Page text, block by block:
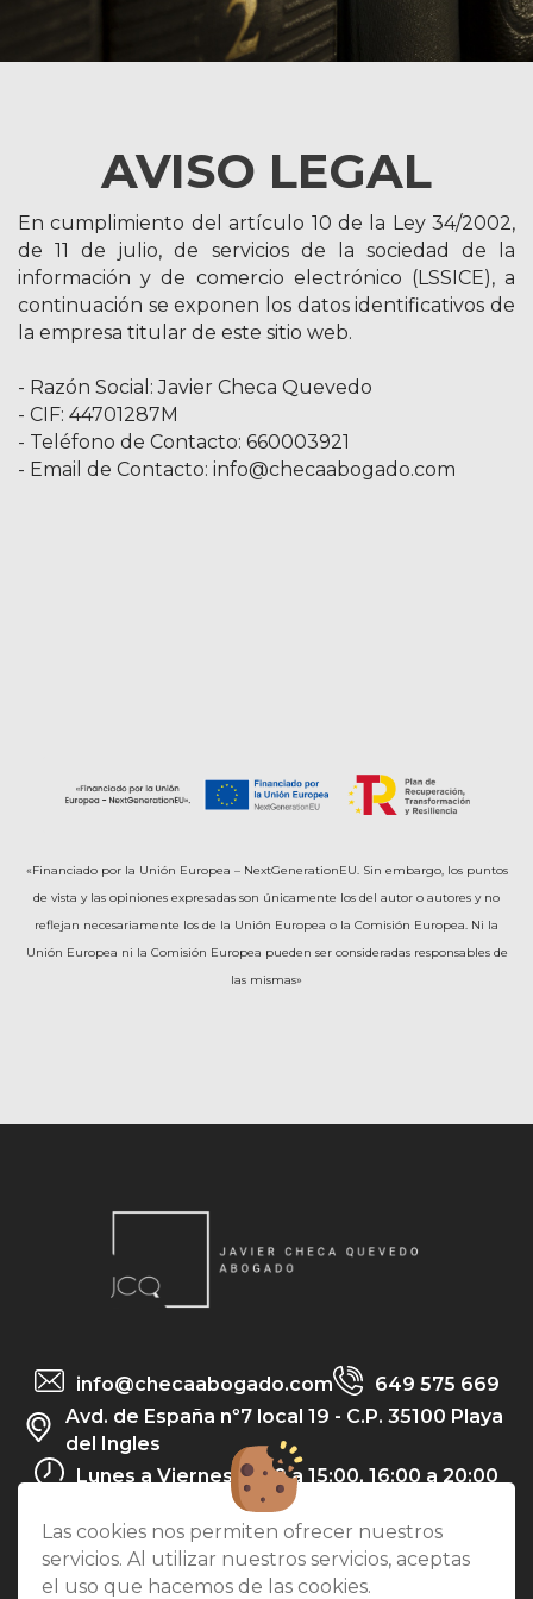
Las cookies nos permiten ofrecer nuestros
servicios. Al utilizar nuestros servicios, aceptas
el uso que hacemos de las cookies.
AVISO LEGAL
En cumplimiento del artículo 10 de la Ley 34/2002,
de 11 de julio, de servicios de la sociedad de la
información y de comercio electrónico (LSSICE), a
continuación se exponen los datos identificativos de
la empresa titular de este sitio web.
- Razón Social: Javier Checa Quevedo
- CIF: 44701287M
- Teléfono de Contacto: 660003921
- Email de Contacto: info@checaabogado.com
«Financiado por la Unión Europea – NextGenerationEU. Sin embargo, los puntos
de vista y las opiniones expresadas son únicamente los del autor o autores y no
reflejan necesariamente los de la Unión Europea o la Comisión Europea. Ni la
Unión Europea ni la Comisión Europea pueden ser consideradas responsables de
las mismas»
info@checaabogado.com
649 575 669
Avd. de España nº7 local 19 - C.P. 35100 Playa
del Ingles
Lunes a Viernes: 9:00 a 15:00, 16:00 a 20:00
Twitter
Cookies |Aviso Legal|Política de Privacidad